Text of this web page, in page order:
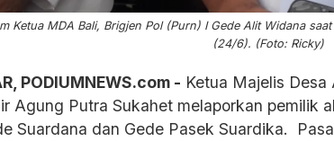
Ketua MDA Bali, Brigjen Pol (Purn) I Gede Alit Widana
(24/6). (Foto: Ricky)
PODIUMNEWS.com - Ketua Majelis
Agung Putra Sukahet melaporkan pemilik
Suardana dan Gede Pasek Suardika.